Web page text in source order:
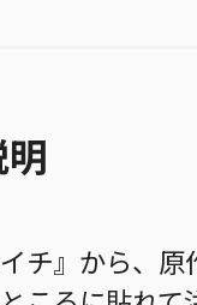
イチ』から、